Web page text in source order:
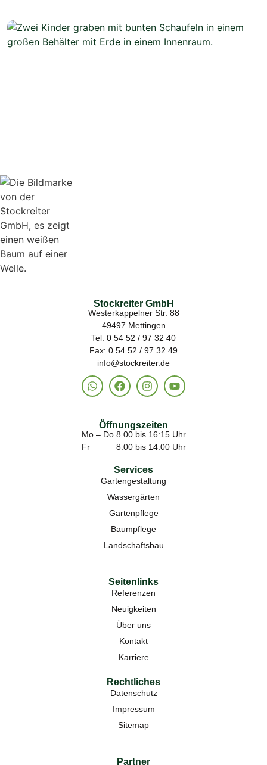
Stockreiter GmbH
Westerkappelner Str. 88
49497 Mettingen
Tel: 0 54 52 / 97 32 40
Fax: 0 54 52 / 97 32 49
info@stockreiter.de
Öffnungszeiten
Mo – Do 8.00 bis 16:15 Uhr
Fr 8.00 bis 14.00 Uhr
Services
Gartengestaltung
Wassergärten
Gartenpflege
Baumpflege
Landschaftsbau
Seitenlinks
Referenzen
Neuigkeiten
Über uns
Kontakt
Karriere
Rechtliches
Datenschutz
Impressum
Sitemap
Partner